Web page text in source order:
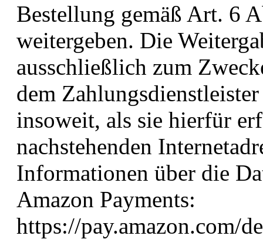
Bestellung gemäß Art. 6
weitergeben. Die
ausschließlich zum
dem
insoweit, als sie hierfür
nachstehenden
Informationen über die
Amazon Payments:
https://pay.amazon.com/